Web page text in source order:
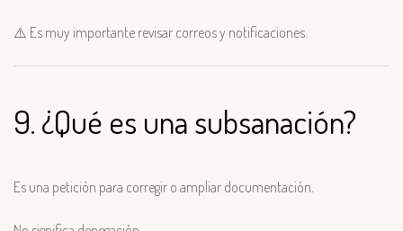
⚠️ Es muy importante revisar correos y notificaciones.
9. ¿Qué es una subsanación?
Es una petición para corregir o ampliar documentación.